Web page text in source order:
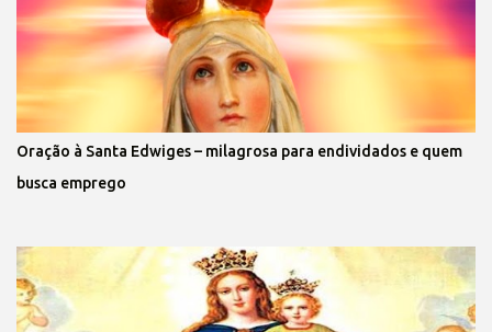
Oração à Santa Edwiges – milagrosa para endividados e quem
busca emprego